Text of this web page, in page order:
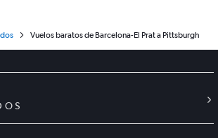
Vuelos baratos de Barcelona-El Prat a Pittsburgh